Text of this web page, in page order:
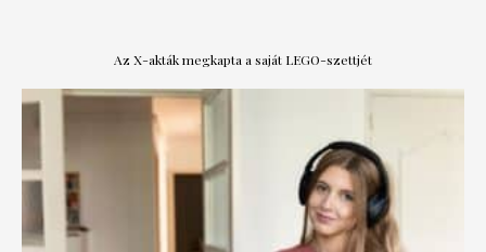
Az X-akták megkapta a saját LEGO-szettjét